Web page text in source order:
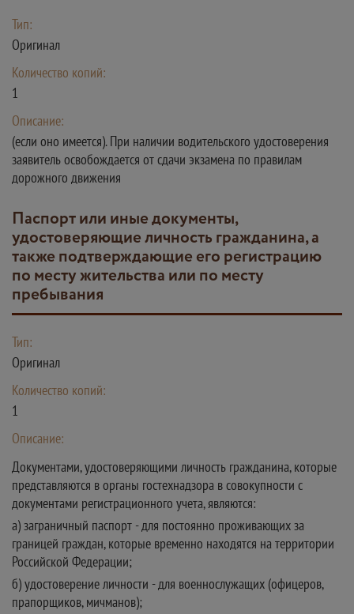
Тип:
Оригинал
Количество копий:
1
Описание:
(если оно имеется). При наличии водительского удостоверения
заявитель освобождается от сдачи экзамена по правилам
дорожного движения
Паспорт или иные документы,
удостоверяющие личность гражданина, а
также подтверждающие его регистрацию
по месту жительства или по месту
пребывания
Тип:
Оригинал
Количество копий:
1
Описание:
Документами, удостоверяющими личность гражданина, которые
представляются в органы гостехнадзора в совокупности с
документами регистрационного учета, являются:
а) заграничный паспорт - для постоянно проживающих за
границей граждан, которые временно находятся на территории
Российской Федерации;
б) удостоверение личности - для военнослужащих (офицеров,
прапорщиков, мичманов);